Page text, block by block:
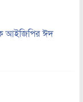
আইজিপির ঈদ